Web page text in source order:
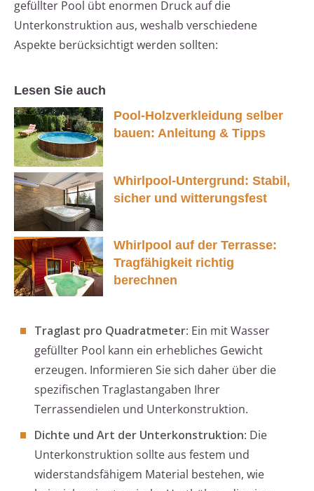
gefüllter Pool übt enormen Druck auf die
Unterkonstruktion aus, weshalb verschiedene
Aspekte berücksichtigt werden sollten:
Lesen Sie auch
Pool-Holzverkleidung selber
bauen: Anleitung & Tipps
Whirlpool-Untergrund: Stabil,
sicher und witterungsfest
Whirlpool auf der Terrasse:
Tragfähigkeit richtig
berechnen
Traglast pro Quadratmeter: Ein mit Wasser
gefüllter Pool kann ein erhebliches Gewicht
erzeugen. Informieren Sie sich daher über die
spezifischen Traglastangaben Ihrer
Terrassendielen und Unterkonstruktion.
Dichte und Art der Unterkonstruktion: Die
Unterkonstruktion sollte aus festem und
widerstandsfähigem Material bestehen, wie